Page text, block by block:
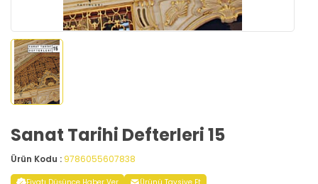
Sanat Tarihi Defterleri 15
Ürün Kodu : 9786055607838
Fiyatı Düşünce Haber Ver Ürünü Tavsiye Et